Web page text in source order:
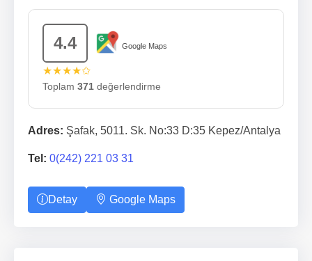
4.4 Google Maps
★★★★✩
Toplam 371 değerlendirme
Adres: Şafak, 5011. Sk. No:33 D:35 Kepez/Antalya
Tel: 0(242) 221 03 31
Detay Google Maps